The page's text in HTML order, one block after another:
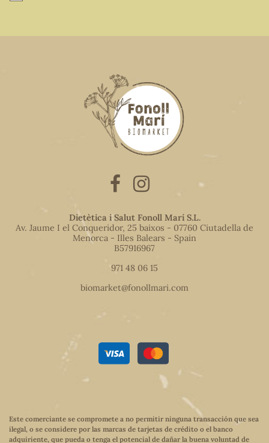
Dietètica i Salut Fonoll Marí S.L.
Av. Jaume I el Conqueridor, 25 baixos - 07760 Ciutadella de
Menorca - Illes Balears - Spain
B57916967
971 48 06 15
biomarket@fonollmari.com
Este comerciante se compromete a no permitir ninguna transacción que sea
ilegal, o se considere por las marcas de tarjetas de crédito o el banco
adquiriente, que pueda o tenga el potencial de dañar la buena voluntad de